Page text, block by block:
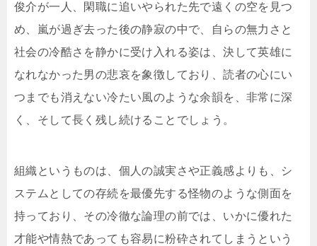
俊介が一人、閑職に追いやられた先で遠くの空を見つ
め、嵐が過ぎ去った後の静寂の中で、自らの無力さと
社会の冷酷さを静かに受け入れる姿は、決して英雄に
なれなかった男の悲哀を象徴しており、読者の心にい
つまでも消えない冷たい風のような余韻を、非常に深
く、そして長く残し続けることでしょう。
組織というものは、個人の誠実さや正義感よりも、シ
ステムとしての存続を最優先する怪物のような側面を
持っており、その冷徹な論理の前では、いかに優れた
才能や情熱であっても容易に粉砕されてしまうという